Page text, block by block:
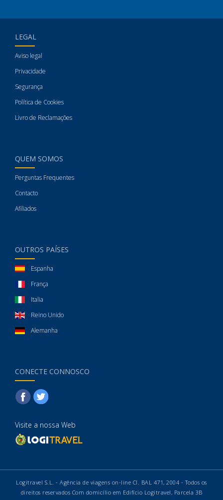
LEGAL
Aviso legal
Privacidade
Segurança
Política de Cookies
Livro de Reclamações
QUEM SOMOS
Perguntas Frequentes
Contacto
Afiliados
OUTROS PAÍSES
Espanha
França
Italia
Reino Unido
Alemanha
CONECTE CONNOSCO
Visite a nossa Web
Logitravel S.L. - Agência de viagens on-line CI. BAL 471, 2004 - Todos os
direitos reservados Com domicílio em Edifício Logitravel, Parcela 3B